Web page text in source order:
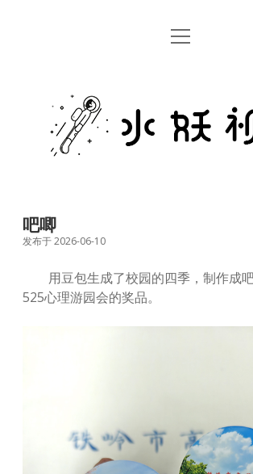
首页
关于
open
水
妖
视
吧唧
发布于 2026-06-10
用豆包生成了校园的四季，制作成
525心理游园会的奖品。